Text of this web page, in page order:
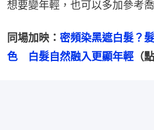
想要變年輕，也可以多加參考
同場加映： 密頻染黑遮白髮？
色　白髮自然融入更顯年輕 （